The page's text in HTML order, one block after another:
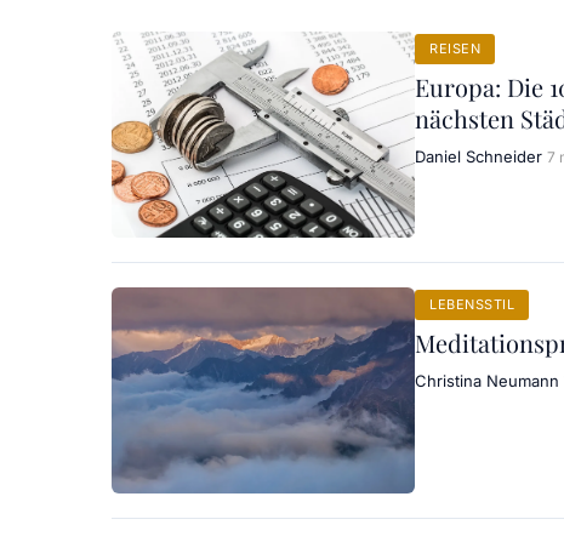
REISEN
Europa: Die
nächsten
Daniel Schneider 7
LEBENSSTIL
Christina Neumann